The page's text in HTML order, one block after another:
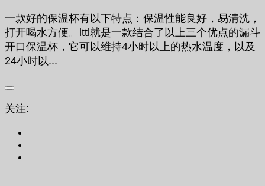
一款好的保温杯有以下特点：保温性能良好，易清洗，
打开喝水方便。lttl就是一款结合了以上三个优点的漏斗
开口保温杯，它可以维持4小时以上的热水温度，以及
24小时以...
关注: